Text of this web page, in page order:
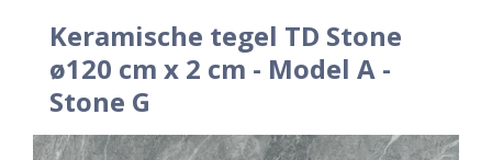
Keramische tegel TD Stone
ø120 cm x 2 cm - Model A -
Stone G